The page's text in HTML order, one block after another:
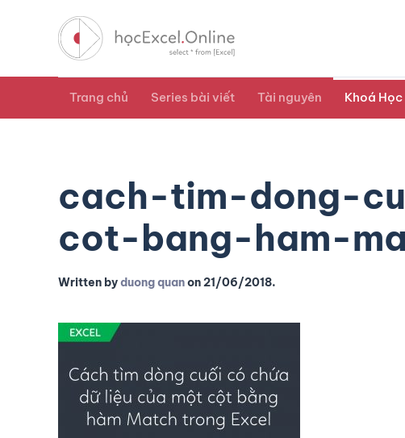
Trang chủ Series bài viết Tài nguyên Khoá Học
cach-tim-dong-
cot-bang-ham-
Written byduong quanon21/06/2018.